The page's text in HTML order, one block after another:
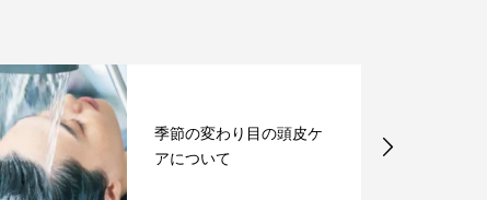
季節の変わり目の頭皮ケ
アについて